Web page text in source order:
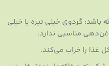
باشد: گردوی خیلی تیره یا خیلی
مناسبی ندارد.
غذا را خراب می‌کند.